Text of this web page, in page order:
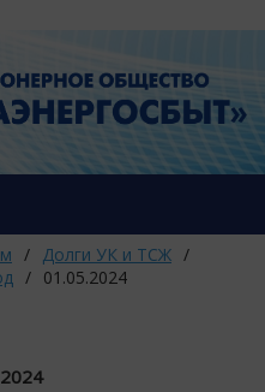
/ Долги УК и ТСЖ /
/ 01.05.2024